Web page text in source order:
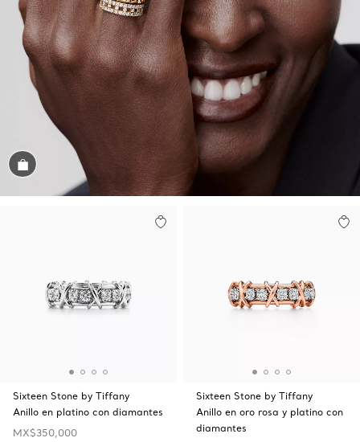
Conozca el look
Sixteen Stone by Tiffany
Anillo en platino con diamantes
MX$350,000
Sixteen Stone by Tiffany
Anillo en oro rosa y platino con
diamantes